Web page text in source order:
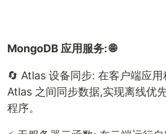
MongoDB 应用服务: 🌐
🔄 Atlas 设备同步: 在客户端应
Atlas 之间同步数据,实现离线优
程序。